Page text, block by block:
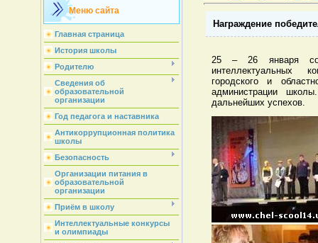
Меню сайта
Главная страница
История школы
Родителю
Сведения об
образовательной
организации
Год педагога и наставника
Антикоррупционная политика
школы
Безопасность
Организации питания в
образовательной
организации
Приём в школу
Интеллектуальные конкурсы
и олимпиады
Награждение
25 – 26 января
интеллектуальных
городского и
администрации
дальнейших успехов.